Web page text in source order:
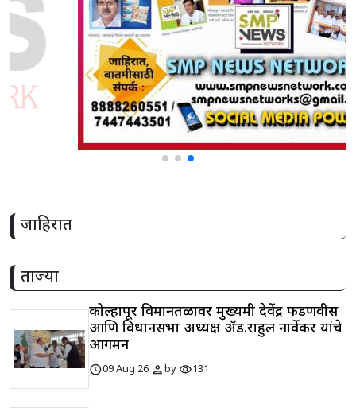
जाहिरात
ताज्या
कोल्हापूर विमानतळावर मुख्यमंत्री देवेंद्र फडणवीस
आणि विधानसभा अध्यक्ष ॲड.राहुल नार्वेकर यांचे
आगमन
schedule09 Aug 26 personbyvisibility131